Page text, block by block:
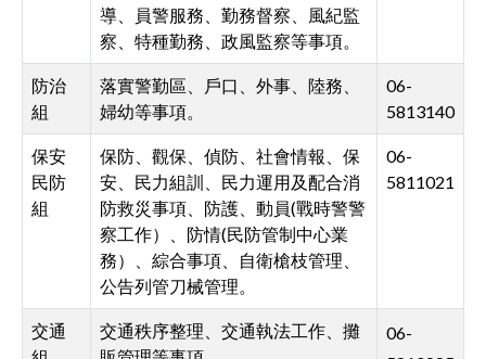
導、員警服務、勤務督察、風紀監
察、特種勤務、政風監察等事項。
防治
組
落實警勤區、戶口、外事、陸務、
婦幼等事項。
06-
5813140
保安
民防
組
保防、觀保、偵防、社會情報、保
安、民力組訓、民力運用及配合消
防救災事項、防護、動員(戰時警警
察工作）、防情(民防管制中心業
務）、綜合事項、自衛槍枝管理、
公告列管刀械管理。
06-
5811021
交通
交通秩序整理、交通執法工作、攤
06-